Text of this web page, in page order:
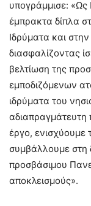
υπογράμμισε: «Ως
έμπρακτα δίπλα
Ιδρύματα και
διασφαλίζοντας
βελτίωση της
εμποδιζόμενων
ιδρύματα του
αδιαπραγμάτευτη
έργο, ενισχύουμε
συμβάλλουμε στη
προσβάσιμου
αποκλεισμούς».